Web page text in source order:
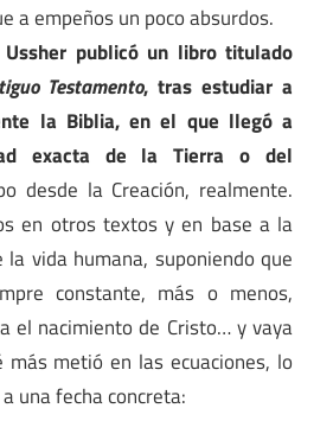
a empeños un poco absurdos.
publicó un libro titulado
Testamento, tras estudiar a
la Biblia, en el que llegó a
exacta de la Tierra o del
desde la Creación, realmente.
en otros textos y en base a la
vida humana, suponiendo que
constante, más o menos,
el nacimiento de Cristo… y vaya
metió en las ecuaciones, lo
una fecha concreta: